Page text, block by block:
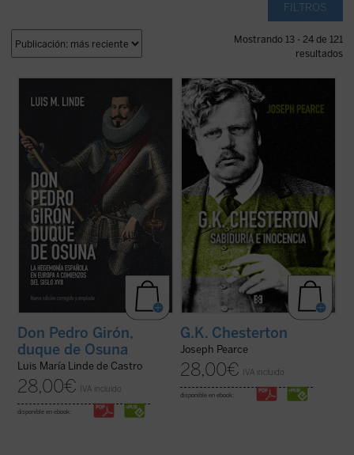
FILTROS
Mostrando 13 - 24 de 121
resultados
amigo y agente, Francisco de Quevedo, fue
un personaje legendario aún en vida y, con
el tiempo, pasó a ser uno de los más
destacados «réprobos» de la Leyenda
Negra. Su biografía, sin las fantasías y ...
(ver ficha)
Don Pedro Girón,
duque de Osuna
Luis María Linde de Castro
28,00€ IVA incluido
disponible en ebook:
Edición 150 aniversario del nacimiento de
Chesterton.
«Pearce consigue que la vida de
Chesterton fluya con pulso de novela (...)
Leer
G.K. Chesterton. Sabiduría e inocencia
es altamente recomendable, salvo que uno
prefiera pasar ...(ver ficha)
G.K. Chesterton
Joseph Pearce
28,00€ IVA incluido
disponible en ebook: